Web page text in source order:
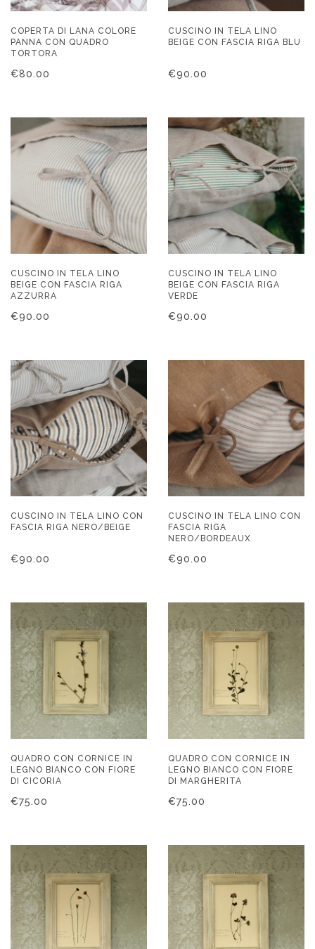
COPERTA DI LANA COLORE
PANNA CON QUADRO
TORTORA
€80.00
CUSCINO IN TELA LINO
BEIGE CON FASCIA RIGA BLU
€90.00
CUSCINO IN TELA LINO
BEIGE CON FASCIA RIGA
AZZURRA
€90.00
CUSCINO IN TELA LINO
BEIGE CON FASCIA RIGA
VERDE
€90.00
CUSCINO IN TELA LINO CON
FASCIA RIGA NERO/BEIGE
€90.00
CUSCINO IN TELA LINO CON
FASCIA RIGA
NERO/BORDEAUX
€90.00
QUADRO CON CORNICE IN
LEGNO BIANCO CON FIORE
DI CICORIA
€75.00
QUADRO CON CORNICE IN
LEGNO BIANCO CON FIORE
DI MARGHERITA
€75.00